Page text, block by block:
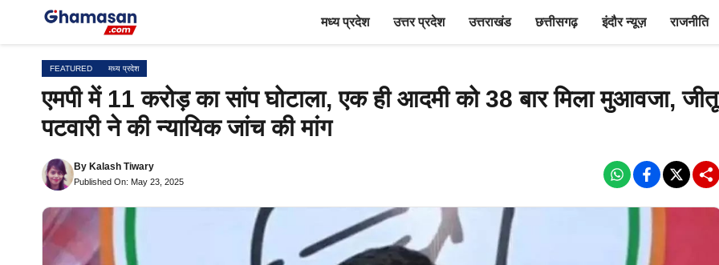
मध्य प्रदेश उत्तर प्रदेश उत्तराखंड छत्तीसगढ़ इंदौर न्यूज़ राजनीति
FEATURED मध्य प्रदेश
एमपी में 11 करोड़ का सांप घोटाला, एक ही आदमी को 38 बार मिला मुआवजा, जीतू
पटवारी ने की न्यायिक जांच की मांग
By Kalash Tiwary
Published On: May 23, 2025